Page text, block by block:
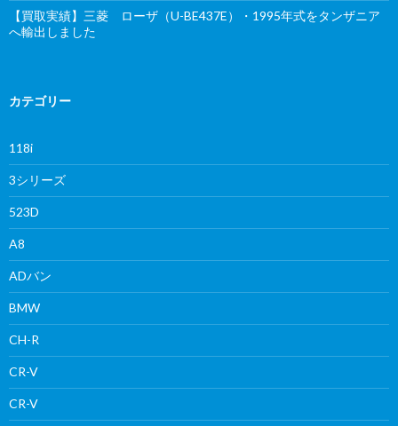
【買取実績】三菱 ローザ（U-BE437E）・1995年式をタンザニア
へ輸出しました
カテゴリー
118i
3シリーズ
523D
A8
ADバン
BMW
CH-R
CR-V
CR-V